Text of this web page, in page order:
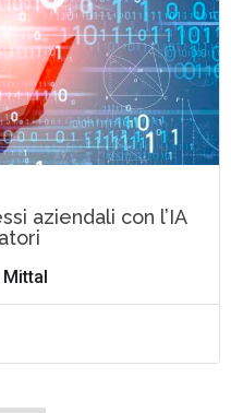
aziendali con l’IA